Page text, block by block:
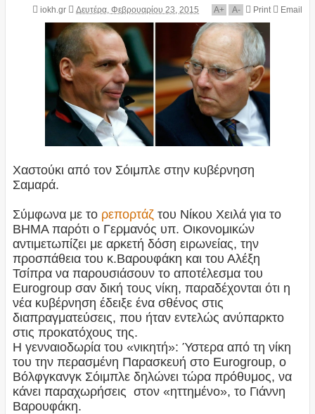
iokh.gr Δευτέρα, Φεβρουαρίου 23, 2015 A+ A- Print Email
Χαστούκι από τον Σόιμπλε στην κυβέρνηση
Σαμαρά.
Σύμφωνα με το ρεπορτάζτου Νίκου Χειλά για το
ΒΗΜΑ παρότι ο Γερμανός υπ. Οικονομικών
αντιμετωπίζει με αρκετή δόση ειρωνείας, την
προσπάθεια του κ.Βαρουφάκη και του Αλέξη
Τσίπρα να παρουσιάσουν το αποτέλεσμα του
Eurogroup σαν δική τους νίκη, παραδέχονται ότι η
νέα κυβέρνηση έδειξε ένα σθένος στις
διαπραγματεύσεις, που ήταν εντελώς ανύπαρκτο
στις προκατόχους της.
Η γενναιοδωρία του «νικητή»: Ύστερα από τη νίκη
του την περασμένη Παρασκευή στο Eurogroup, ο
Βόλφγκανγκ Σόιμπλε δηλώνει τώρα πρόθυμος, να
κάνει παραχωρήσεις στον «ηττημένο», το Γιάννη
Βαρουφάκη.